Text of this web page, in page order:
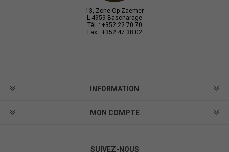
13, Zone Op Zaemer
L-4959 Bascharage
Tél. : +352 22 70 70
Fax : +352 47 38 02
INFORMATION
MON COMPTE
SUIVEZ-NOUS